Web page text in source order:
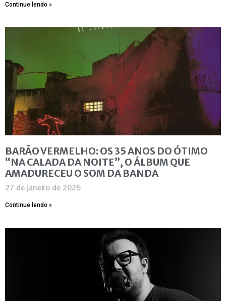
Continue lendo »
BARÃO VERMELHO: OS 35 ANOS DO ÓTIMO
“NA CALADA DA NOITE”, O ÁLBUM QUE
AMADURECEU O SOM DA BANDA
27 de janeiro de 2025
Continue lendo »